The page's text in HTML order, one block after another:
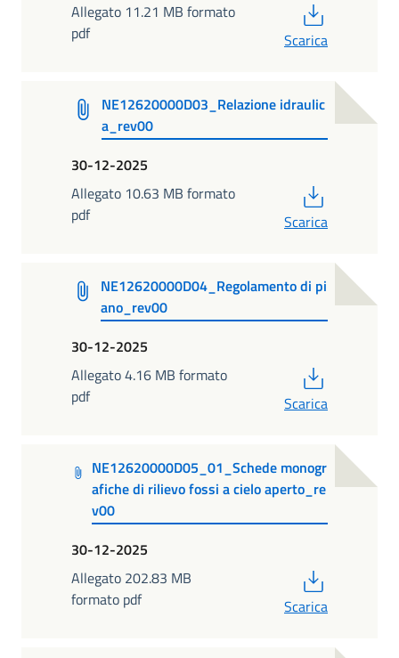
Allegato 11.21 MB formato
pdf
Scarica
NE12620000D03_Relazione idraulic
a_rev00
30-12-2025
Allegato 10.63 MB formato
pdf
Scarica
NE12620000D04_Regolamento di pi
ano_rev00
30-12-2025
Allegato 4.16 MB formato
pdf
Scarica
NE12620000D05_01_Schede monogr
afiche di rilievo fossi a cielo aperto_re
v00
30-12-2025
Allegato 202.83 MB
formato pdf
Scarica